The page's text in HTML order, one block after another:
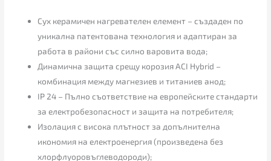
Сух керамичен нагревателен елемент – създаден по
уникална патентована технология и адаптиран за
работа в райони със силно варовита вода;
Динамична защита срещу корозия ACI Hybrid –
комбинация между магнезиев и титаниев анод;
IP 24 – Пълно съответствие на европейските стандарти
за електробезопасност и защита на потребителя;
Изолация с висока плътност за допълнителна
икономия на електроенергия (произведена без
хлорфлуоровъглеводороди);